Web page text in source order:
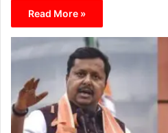
Read More »